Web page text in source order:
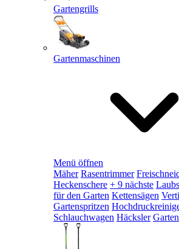
Gartengrills
Gartenmaschinen
Menü öffnen
Mäher Rasentrimmer
Heckenschere + 9 nächste
für den Garten Kettensägen
Gartenspritzen
Schlauchwagen Häcksler